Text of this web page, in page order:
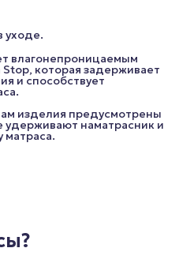
уходе.
влагонепроницаемым
которая задерживает
и способствует
изделия предусмотрены
наматрасник и
матраса.